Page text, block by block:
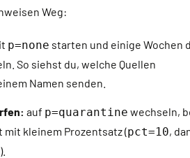
Weg:
p=none starten und einige Wochen
So siehst du, welche Quellen
Namen senden.
auf p=quarantine wechseln,
mit kleinem Prozentsatz (pct=10,
).